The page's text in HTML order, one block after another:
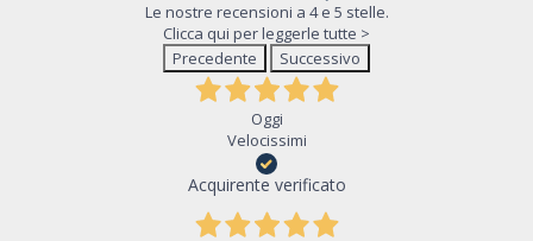
Le nostre recensioni a 4 e 5 stelle.
Clicca qui per leggerle tutte >
Precedente
Successivo
Oggi
Velocissimi
Acquirente verificato